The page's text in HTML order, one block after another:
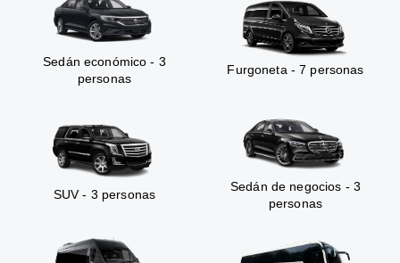
Sedán económico - 3
personas
Furgoneta - 7 personas
SUV - 3 personas
Sedán de negocios - 3
personas